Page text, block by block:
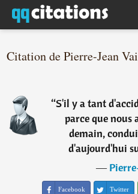
Citation de Pierre-Jean
“S'il y a tant
parce que nous
demain,
d'aujourd'hui
―
Facebook Twitter